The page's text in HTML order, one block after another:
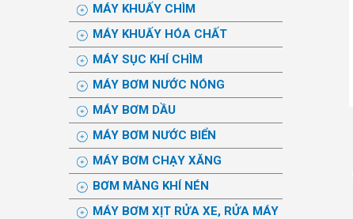
MÁY KHUẤY CHÌM
MÁY KHUẤY HÓA CHẤT
MÁY SỤC KHÍ CHÌM
MÁY BƠM NƯỚC NÓNG
MÁY BƠM DẦU
MÁY BƠM NƯỚC BIỂN
MÁY BƠM CHẠY XĂNG
BƠM MÀNG KHÍ NÉN
MÁY BƠM XỊT RỬA XE, RỬA MÁY